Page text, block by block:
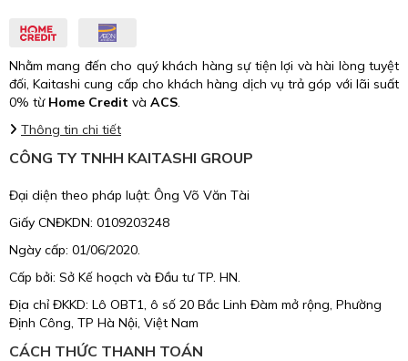
Nhằm mang đến cho quý khách hàng sự tiện lợi và hài lòng tuyệt
đối, Kaitashi cung cấp cho khách hàng dịch vụ trả góp với lãi suất
0% từ Home Credit và ACS.
Thông tin chi tiết
CÔNG TY TNHH KAITASHI GROUP
Đại diện theo pháp luật: Ông Võ Văn Tài
Giấy CNĐKDN: 0109203248
Ngày cấp: 01/06/2020.
Cấp bởi: Sở Kế hoạch và Đầu tư TP. HN.
Địa chỉ ĐKKD: Lô OBT1, ô số 20 Bắc Linh Đàm mở rộng, Phường
Định Công, TP Hà Nội, Việt Nam
CÁCH THỨC THANH TOÁN